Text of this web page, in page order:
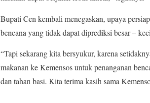
Bupati Cen kembali menegaskan, upaya
bencana yang tidak dapat diprediksi besar –
“Tapi sekarang kita bersyukur, karena
makanan ke Kemensos untuk penanganan
dan tahan basi. Kita terima kasih sama